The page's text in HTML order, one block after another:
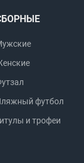
футбол
и трофеи